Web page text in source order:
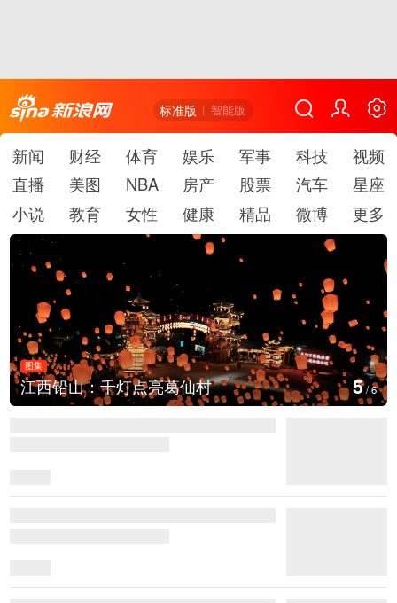
标准版 智能版
新闻 财经 体育 娱乐 军事 科技
视频
直播
美图 NBA 房产 股票 汽车
星座
小说
教育 女性 健康 精品 微博 更多
村
图集
上海：七彩稻田画迎最
6/6